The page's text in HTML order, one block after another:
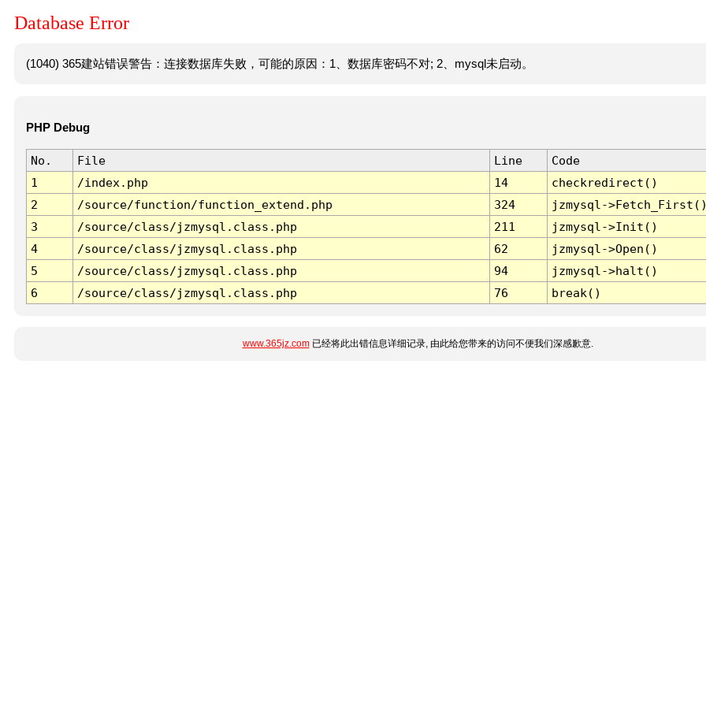
Database Error
(1040) 365建站错误警告：连接数据库失败，可能的原因：1、数据库密码不对; 2、mysql未启动。
PHP Debug
No. File Line
Code
1
/index.php 14
checkredirect()
2
/source/function/function_extend.php 324
jzmysql-
3
/source/class/jzmysql.class.php 211
jzmysql->Init()
4
/source/class/jzmysql.class.php 62
jzmysql->Open()
5
/source/class/jzmysql.class.php 94
jzmysql->halt()
6
/source/class/jzmysql.class.php 76 break()
www.365jz.com已经将此出错信息详细记录, 由此给您带来的访问不便我们深感歉意.